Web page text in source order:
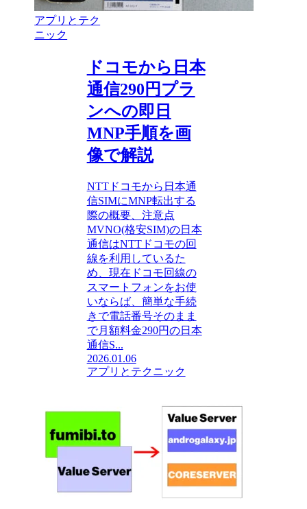
アプリとテク
ニック
ドコモから日本
通信290円プラ
ンへの即日
MNP手順を画
像で解説
NTTドコモから日本通
信SIMにMNP転出する
際の概要、注意点
MVNO(格安SIM)の日本
通信はNTTドコモの回
線を利用しているた
め、現在ドコモ回線の
スマートフォンをお使
いならば、簡単な手続
きで電話番号そのまま
で月額料金290円の日本
通信S...
2026.01.06
アプリとテクニック